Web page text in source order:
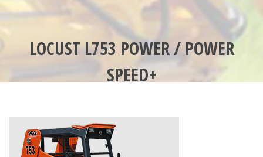
LOCUST L753 POWER / POWER
SPEED+